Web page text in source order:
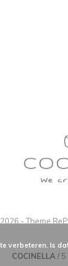
2026 - Theme
COCINELLA / 5
verbeteren. Is